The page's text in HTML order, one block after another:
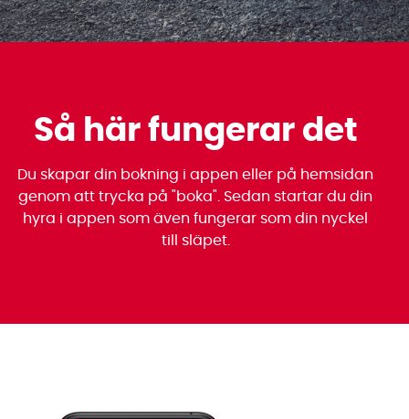
Så här fungerar det
Du skapar din bokning i appen eller på hemsidan
genom att trycka på "boka". Sedan startar du din
hyra i appen som även fungerar som din nyckel
till släpet.